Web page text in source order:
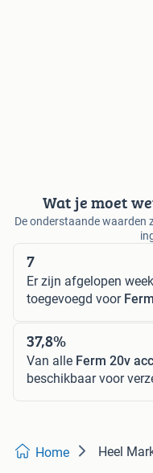
Wat je moet
De onderstaande waarden
7
Er zijn afgelopen week
toegevoegd voor
37,8%
Van alle Ferm 20v
beschikbaar voor
Home Heel